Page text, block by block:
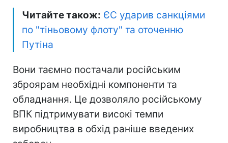
Читайте також: ЄС ударив санкціями
по "тіньовому флоту" та оточенню
Путіна
Вони таємно постачали російським
зброярам необхідні компоненти та
обладнання. Це дозволяло російському
ВПК підтримувати високі темпи
виробництва в обхід раніше введених